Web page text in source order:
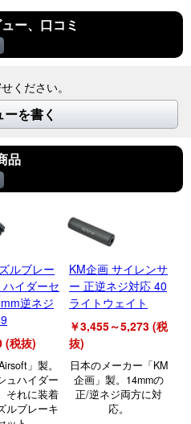
ー、口コミ
ください。
ーを書く
品
ルブレー
イダーセ
逆ネジ
(税抜)
」製。
ュハイダー
それに装着
ルブレーキ
KM企画 サイレンサ
ー 正逆ネジ対応 40
ライトウェイト
￥3,455～5,273 (税
抜)
日本のメーカー「KM
企画」製。14mmの
正/逆ネジ両方に対
応。